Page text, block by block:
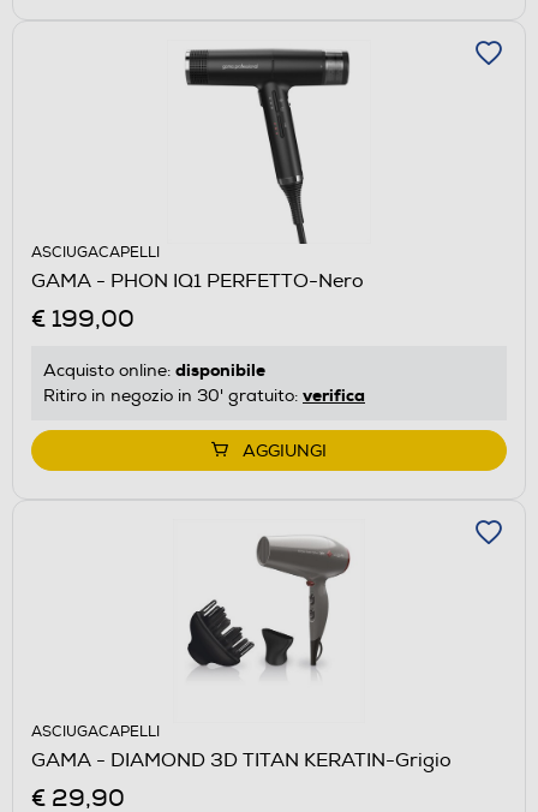
ASCIUGACAPELLI
GAMA - PHON IQ1 PERFETTO-Nero
€ 199,00
Acquisto online: disponibile
Ritiro in negozio in 30' gratuito: verifica
AGGIUNGI
ASCIUGACAPELLI
GAMA - DIAMOND 3D TITAN KERATIN-Grigio
€ 29,90